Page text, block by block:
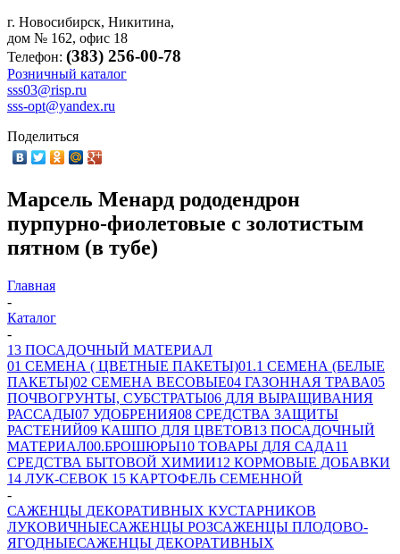
г. Новосибирск, Никитина,
дом № 162, офис 18
Телефон: (383) 256-00-78
Розничный каталог
sss03@risp.ru
sss-opt@yandex.ru
Поделиться
Марсель Менард рододендрон
пурпурно-фиолетовые с золотистым
пятном (в тубе)
Главная
-
Каталог
-
13 ПОСАДОЧНЫЙ МАТЕРИАЛ
01 СЕМЕНА ( ЦВЕТНЫЕ ПАКЕТЫ)01.1 СЕМЕНА (БЕЛЫЕ
ПАКЕТЫ)02 СЕМЕНА ВЕСОВЫЕ04 ГАЗОННАЯ ТРАВА05
ПОЧВОГРУНТЫ, СУБСТРАТЫ06 ДЛЯ ВЫРАЩИВАНИЯ
РАССАДЫ07 УДОБРЕНИЯ08 СРЕДСТВА ЗАЩИТЫ
РАСТЕНИЙ09 КАШПО ДЛЯ ЦВЕТОВ13 ПОСАДОЧНЫЙ
МАТЕРИАЛ00.БРОШЮРЫ10 ТОВАРЫ ДЛЯ САДА11
СРЕДСТВА БЫТОВОЙ ХИМИИ12 КОРМОВЫЕ ДОБАВКИ
14 ЛУК-СЕВОК 15 КАРТОФЕЛЬ СЕМЕННОЙ
-
САЖЕНЦЫ ДЕКОРАТИВНЫХ КУСТАРНИКОВ
ЛУКОВИЧНЫЕСАЖЕНЦЫ РОЗСАЖЕНЦЫ ПЛОДОВО-
ЯГОДНЫЕСАЖЕНЦЫ ДЕКОРАТИВНЫХ